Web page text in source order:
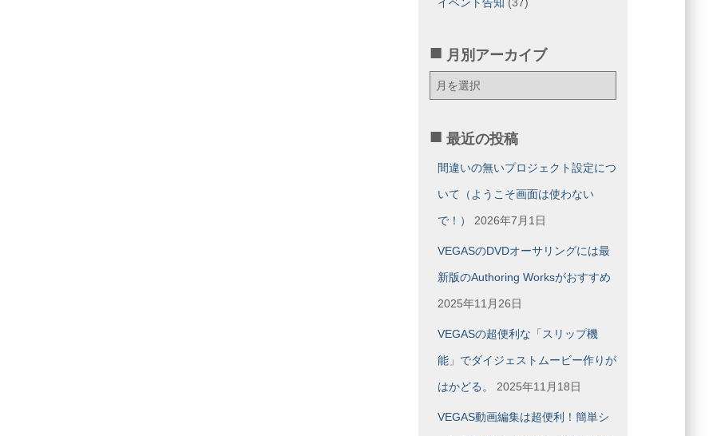
月別アーカイブ
月
別
カ
ブ
最近の投稿
間違いの無いプロジェクト設定につ
いて（ようこそ画面は使わない
で！） 2026年7月1日
VEGASのDVDオーサリングには最
新版のAuthoring Worksがおすすめ
2025年11月26日
VEGASの超便利な「スリップ機
能」でダイジェストムービー作りが
はかどる。 2025年11月18日
VEGAS動画編集は超便利！簡単シ